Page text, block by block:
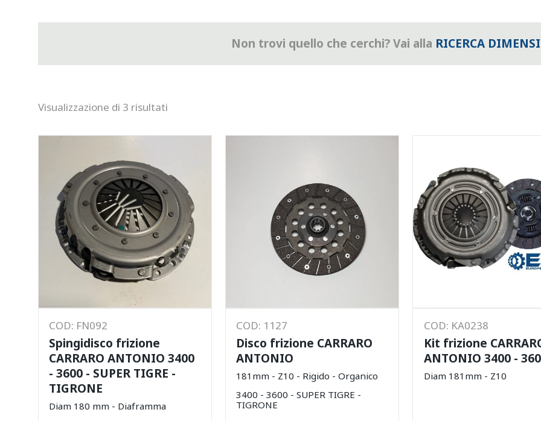
Non trovi quello che cerchi? Vai alla RICERCA
Visualizzazione di 3 risultati
COD: FN092
Spingidisco frizione
CARRARO ANTONIO 3400
- 3600 - SUPER TIGRE -
TIGRONE
Diam 180 mm - Diaframma
COD: 1127
Disco frizione CARRARO
ANTONIO
181mm - Z10 - Rigido - Organico
3400 - 3600 - SUPER TIGRE -
TIGRONE
COD: KA0238
Kit frizione
ANTONIO 3400 -
Diam 181mm - Z10